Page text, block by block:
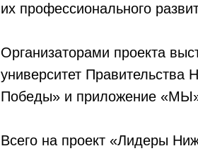
их профессионального
Организаторами проекта
университет
Победы» и приложение
Всего на проект «Лидеры